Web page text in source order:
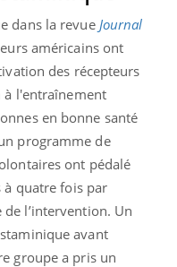
dans la revue Journal
américains ont
des récepteurs
à l'entraînement
en bonne santé
programme de
ont pédalé
à quatre fois par
l’intervention. Un
avant
groupe a pris un